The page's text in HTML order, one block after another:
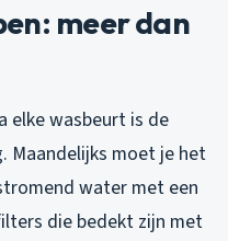
meer dan
elke wasbeurt is de
Maandelijks moet je het
water met een
die bedekt zijn met